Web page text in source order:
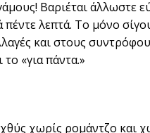
Βαριέται άλλωστε
λεπτά. Το μόνο
και στους
το «για πάντα.»
χωρίς ρομάντζο και